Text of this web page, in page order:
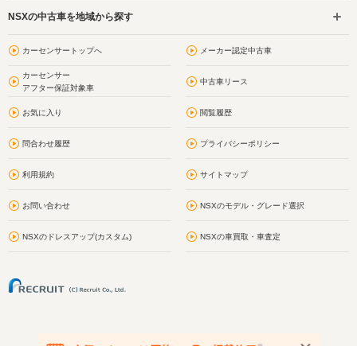
NSXの中古車を地域から探す
カーセンサートップへ メーカー認定中古車
カーセンサー
アフター保証対象車
中古車リース
お気に入り 閲覧履歴
問合わせ履歴 プライバシーポリシー
利用規約 サイトマップ
お問い合わせ NSXのモデル・グレード選択
NSXのドレスアップ(カスタム) NSXの車買取・車査定